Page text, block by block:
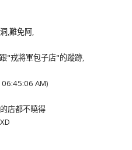
,難免阿,
"戎將軍包子店"的蹤跡,
AM)
店都不曉得